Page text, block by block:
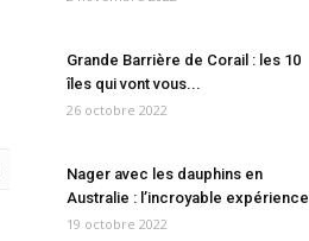
Grande Barrière de Corail : les 10
îles qui vont vous...
26 octobre 2022
Nager avec les dauphins en
Australie : l’incroyable expérience
19 octobre 2022